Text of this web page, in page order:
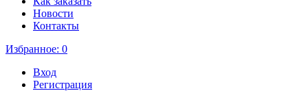
Новости
Контакты
Избранное: 0
Вход
Регистрация